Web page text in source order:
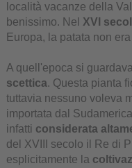
località vacanze della
benissimo. Nel XVI
Europa, la patata non
A quell'epoca si
scettica. Questa pianta
tuttavia nessuno voleva
importata dal
infatti considerata
del XVIII secolo il Re di
esplicitamente la